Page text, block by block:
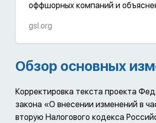
оффшорных компаний и
gsl.org
Обзор основных
Корректировка текста проекта
закона «О внесении изменений в
вторую Налогового кодекса